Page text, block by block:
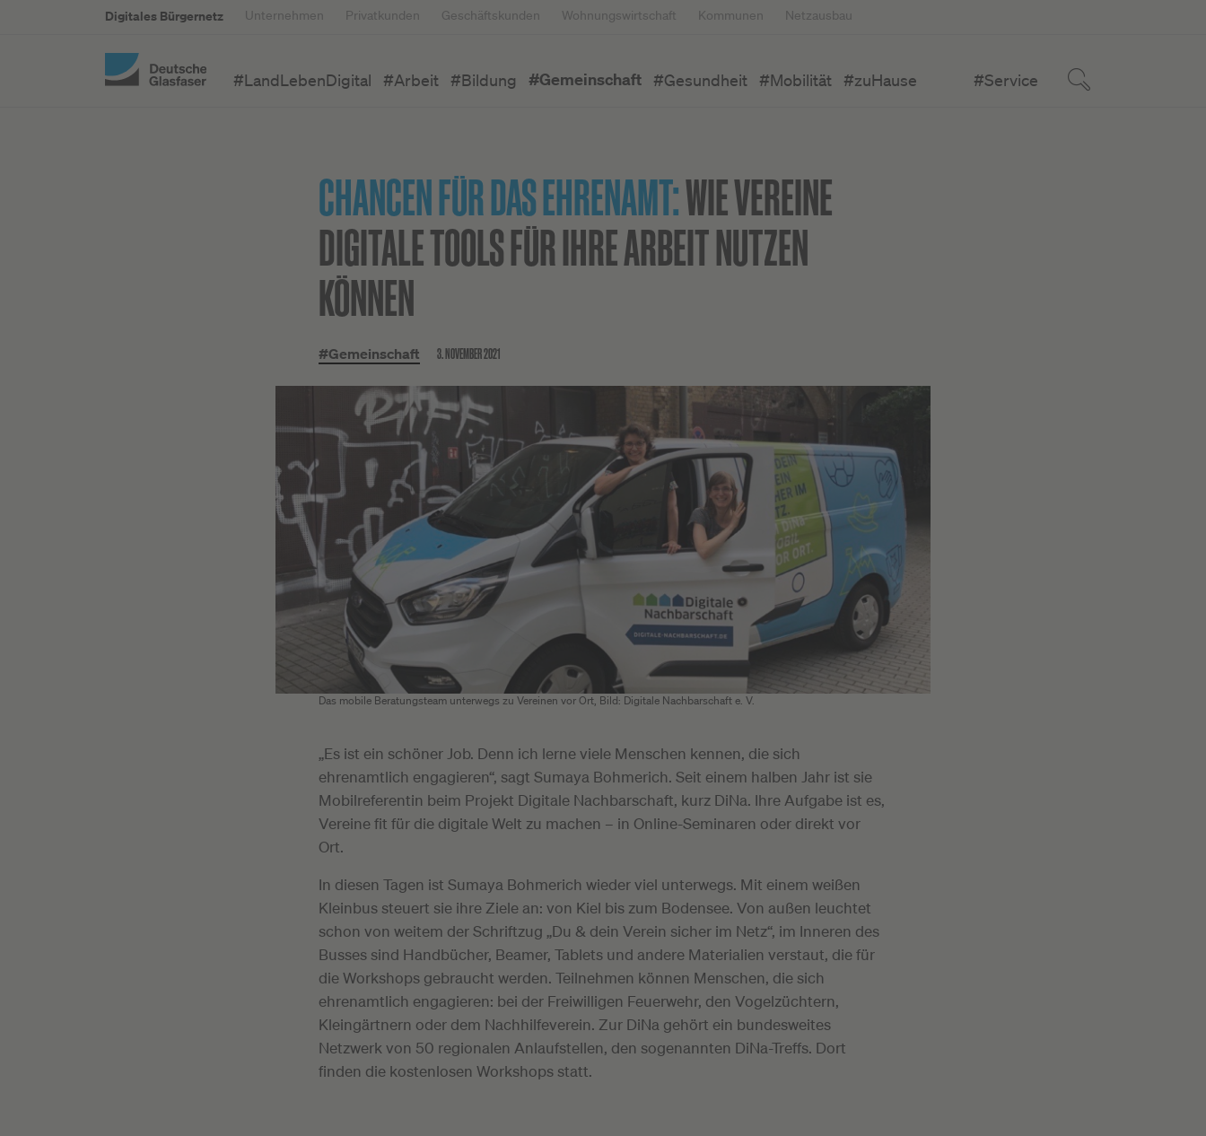
Digitales Bürgernetz Unternehmen Privatkunden Geschäftskunden Wohnungswirtschaft Kommunen Netzausbau
#LandLebenDigital #Arbeit #Bildung #Gemeinschaft #Gesundheit #Mobilität #zuHause #Service
CHANCEN FÜR DAS EHRENAMT:WIE VEREINE
DIGITALE TOOLS FÜR IHRE ARBEIT NUTZEN
KÖNNEN
#Gemeinschaft 3. NOVEMBER 2021
Das mobile Beratungsteam unterwegs zu Vereinen vor Ort, Bild: Digitale Nachbarschaft e. V.
„Es ist ein schöner Job. Denn ich lerne viele Menschen kennen, die sich
ehrenamtlich engagieren“, sagt Sumaya Bohmerich. Seit einem halben Jahr ist sie
Mobilreferentin beim Projekt Digitale Nachbarschaft, kurz DiNa. Ihre Aufgabe ist es,
Vereine fit für die digitale Welt zu machen – in Online-Seminaren oder direkt vor
Ort.
In diesen Tagen ist Sumaya Bohmerich wieder viel unterwegs. Mit einem weißen
Kleinbus steuert sie ihre Ziele an: von Kiel bis zum Bodensee. Von außen leuchtet
schon von weitem der Schriftzug „Du & dein Verein sicher im Netz“, im Inneren des
Busses sind Handbücher, Beamer, Tablets und andere Materialien verstaut, die für
die Workshops gebraucht werden. Teilnehmen können Menschen, die sich
ehrenamtlich engagieren: bei der Freiwilligen Feuerwehr, den Vogelzüchtern,
Kleingärtnern oder dem Nachhilfeverein. Zur DiNa gehört ein bundesweites
Netzwerk von 50 regionalen Anlaufstellen, den sogenannten DiNa-Treffs. Dort
finden die kostenlosen Workshops statt.